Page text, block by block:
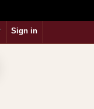
Sign in